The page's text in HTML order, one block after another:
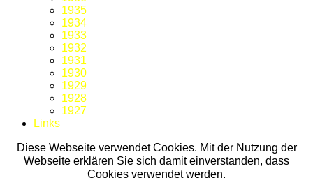
1935
1934
1933
1932
1931
1930
1929
1928
1927
Links
Diese Webseite verwendet Cookies. Mit der Nutzung der
Webseite erklären Sie sich damit einverstanden, dass
Cookies verwendet werden.